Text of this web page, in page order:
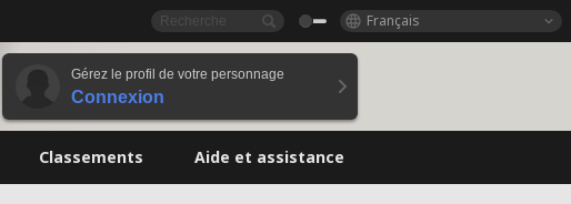
Français
Gérez le profil de votre personnage
Connexion
Classements Aide et assistance